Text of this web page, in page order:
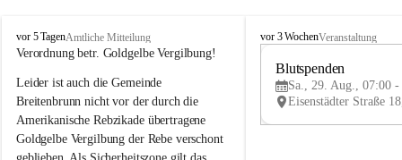
B
r
i
t
e
n
b
vor 5 TagenAmtliche Mitteilung
Verordnung betr. Goldgelbe Vergilbung!
Leider ist auch die Gemeinde
Breitenbrunn nicht vor der durch die
Amerikanische Rebzikade übertragene
Goldgelbe Vergilbung der Rebe verschont
B
e
vor 3 WochenVeranstaltung
Blutspenden
Sa., 29. Aug., 07:00 -